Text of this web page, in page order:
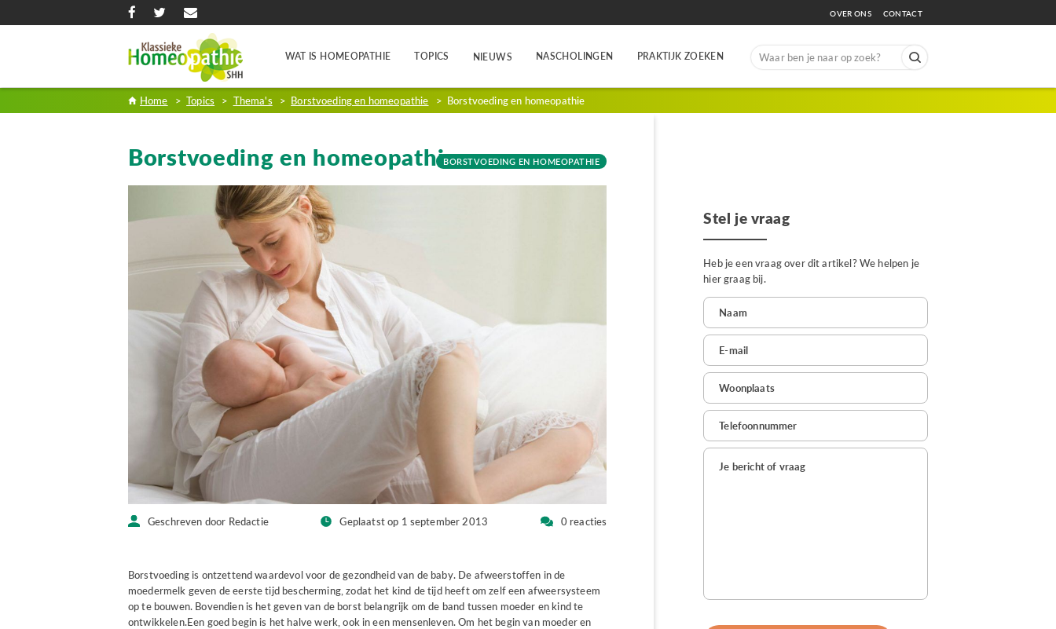
OVER ONS CONTACT
WAT IS HOMEOPATHIE TOPICS NIEUWS NASCHOLINGEN PRAKTIJK ZOEKEN
Search
Home > Topics > Thema's > Borstvoeding en homeopathie > Borstvoeding en homeopathie
Borstvoeding en homeopathieBORSTVOEDING EN HOMEOPATHIE
Geschreven door Redactie Geplaatst op 1 september 2013 0 reacties
Borstvoeding is ontzettend waardevol voor de gezondheid van de baby. De afweerstoffen in de
moedermelk geven de eerste tijd bescherming, zodat het kind de tijd heeft om zelf een afweersysteem
op te bouwen. Bovendien is het geven van de borst belangrijk om de band tussen moeder en kind te
ontwikkelen.Een goed begin is het halve werk, ook in een mensenleven. Om het begin van moeder en
Stel je vraag
Heb je een vraag over dit artikel? We helpen je
hier graag bij.